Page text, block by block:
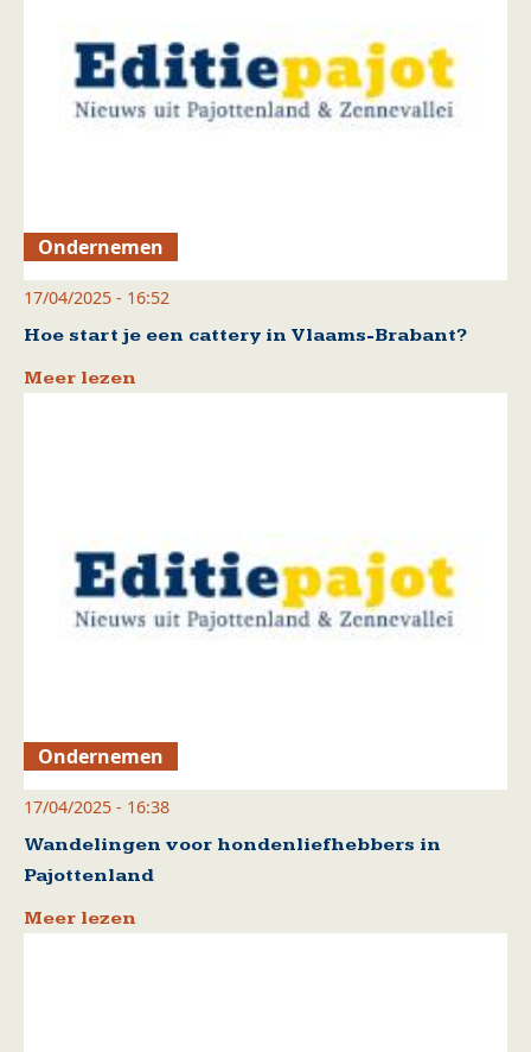
Ondernemen
17/04/2025 - 16:52
Hoe start je een cattery in Vlaams-Brabant?
Meer lezen
Ondernemen
17/04/2025 - 16:38
Wandelingen voor hondenliefhebbers in
Pajottenland
Meer lezen